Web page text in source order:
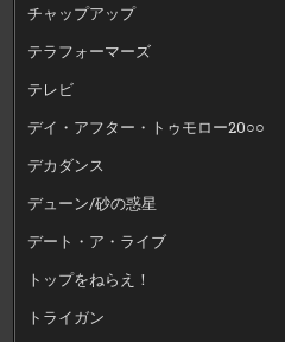
チャップアップ
テラフォーマーズ
テレビ
デイ・アフター・トゥモロー20○○
デカダンス
デューン/砂の惑星
デート・ア・ライブ
トップをねらえ！
トライガン